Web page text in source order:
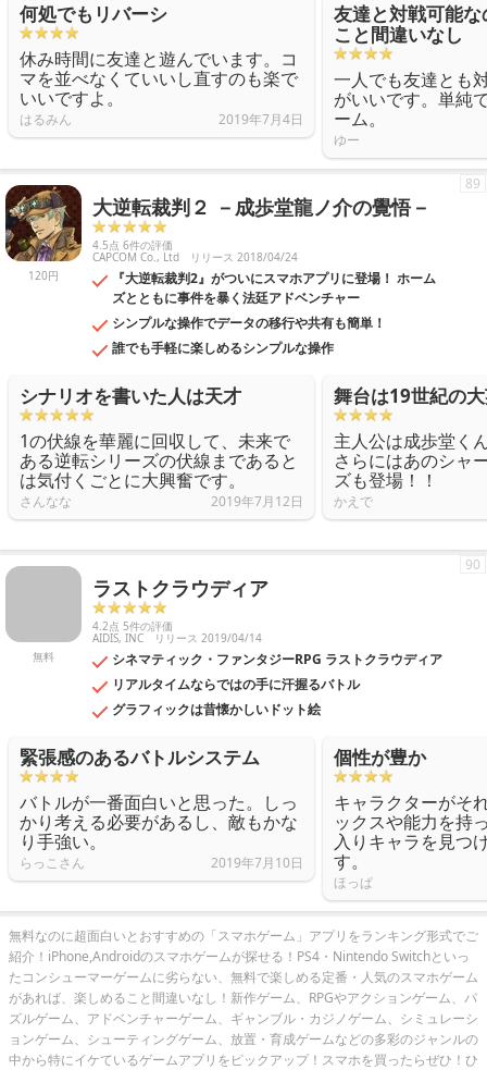
何処でもリバーシ
休み時間に友達と遊んでいます。コ
マを並べなくていいし直すのも楽で
いいですよ。
はるみん 2019年7月4日
友達と対戦可能
こと間違いなし
一人でも友達とも
がいいです。単純
ーム。
ゆー
120円
大逆転裁判２ －成歩堂龍ノ介の覺悟－
4.5点 6件の評価
CAPCOM Co., Ltd リリース 2018/04/24
『大逆転裁判2』がついにスマホアプリに登場！ ホーム
ズとともに事件を暴く法廷アドベンチャー
シンプルな操作でデータの移行や共有も簡単！
誰でも手軽に楽しめるシンプルな操作
89
シナリオを書いた人は天才
1の伏線を華麗に回収して、未来で
ある逆転シリーズの伏線まであると
は気付くごとに大興奮です。
さんなな 2019年7月12日
舞台は19世紀の
主人公は成歩堂く
さらにはあのシャ
ズも登場！！
かえで
無料
ラストクラウディア
4.2点 5件の評価
AIDIS, INC リリース 2019/04/14
シネマティック・ファンタジーRPG ラストクラウディア
リアルタイムならではの手に汗握るバトル
グラフィックは昔懐かしいドット絵
90
緊張感のあるバトルシステム
バトルが一番面白いと思った。しっ
かり考える必要があるし、敵もかな
り手強い。
らっこさん 2019年7月10日
個性が豊か
キャラクターがそ
ックスや能力を持
入りキャラを見つ
す。
ほっぱ
無料なのに超面白いとおすすめの「スマホゲーム」アプリをランキング形式でご
紹介！iPhone,Androidのスマホゲームが探せる！PS4・Nintendo Switchといっ
たコンシューマーゲームに劣らない、無料で楽しめる定番・人気のスマホゲーム
があれば、楽しめること間違いなし！新作ゲーム、RPGやアクションゲーム、パ
ズルゲーム、アドベンチャーゲーム、ギャンブル・カジノゲーム、シミュレーシ
ョンゲーム、シューティングゲーム、放置・育成ゲームなどの多彩のジャンルの
中から特にイケているゲームアプリをピックアップ！スマホを買ったらぜひ！ひ